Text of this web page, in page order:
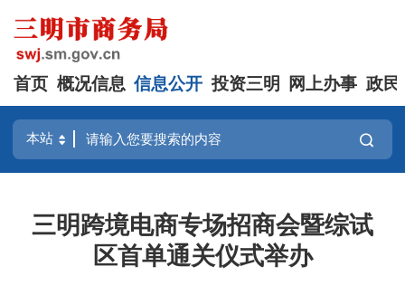
首页 概况信息 信息公开 投资三明 网上办事 政民
三明跨境电商专场招商会暨综试
区首单通关仪式举办